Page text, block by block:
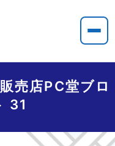
売店PC堂ブロ
31